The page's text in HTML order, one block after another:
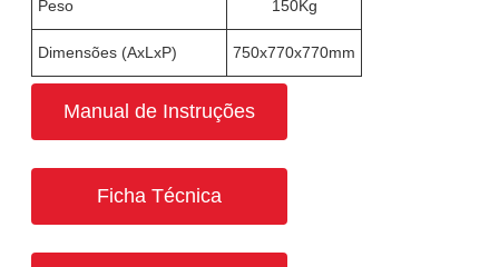
Peso 150Kg
Dimensões (AxLxP) 750x770x770mm
Manual de Instruções
Ficha Técnica